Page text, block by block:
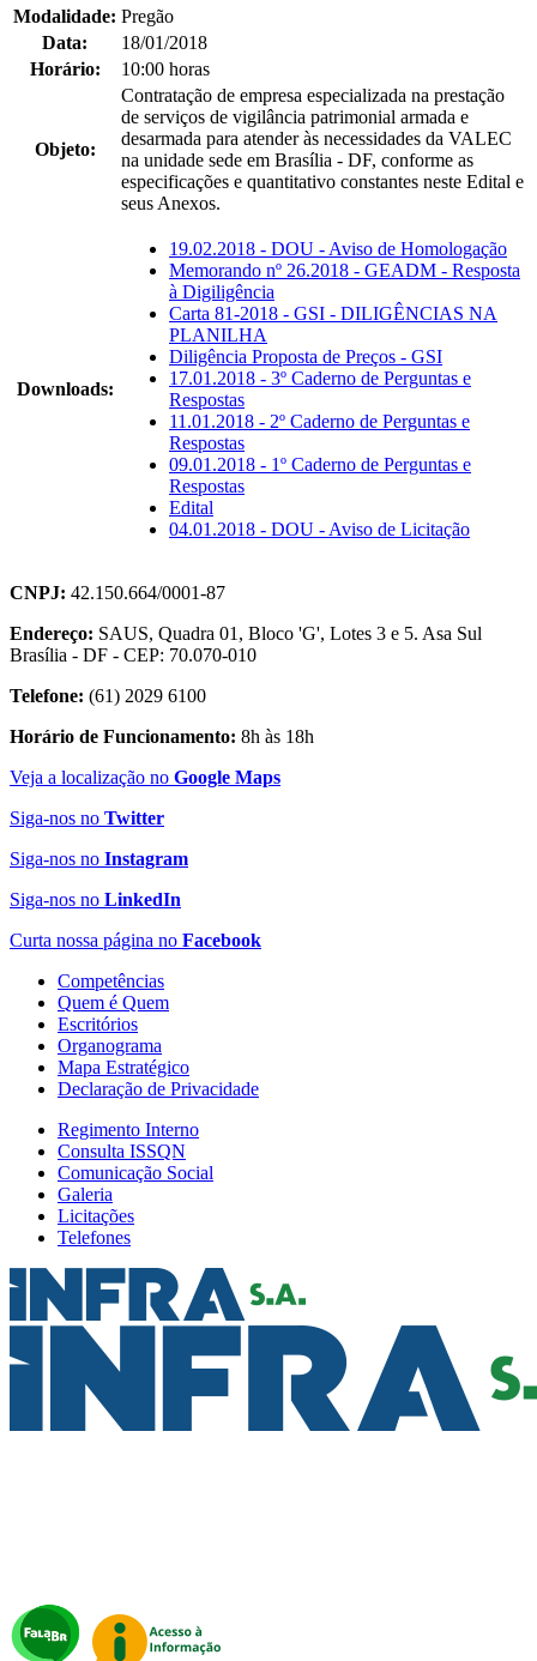
Modalidade: Pregão
Data:
18/01/2018
Horário:
10:00 horas
Objeto:
Contratação de empresa especializada na prestação
de serviços de vigilância patrimonial armada e
desarmada para atender às necessidades da VALEC
na unidade sede em Brasília - DF, conforme as
especificações e quantitativo constantes neste Edital e
seus Anexos.
Downloads:
19.02.2018 - DOU - Aviso de Homologação
Memorando nº 26.2018 - GEADM - Resposta
à Digiligência
Carta 81-2018 - GSI - DILIGÊNCIAS NA
PLANILHA
Diligência Proposta de Preços - GSI
17.01.2018 - 3º Caderno de Perguntas e
Respostas
11.01.2018 - 2º Caderno de Perguntas e
Respostas
09.01.2018 - 1º Caderno de Perguntas e
Respostas
Edital
04.01.2018 - DOU - Aviso de Licitação
CNPJ: 42.150.664/0001-87
Endereço: SAUS, Quadra 01, Bloco 'G', Lotes 3 e 5. Asa Sul
Brasília - DF - CEP: 70.070-010
Telefone: (61) 2029 6100
Horário de Funcionamento: 8h às 18h
Veja a localização no Google Maps
Siga-nos no Twitter
Siga-nos no Instagram
Siga-nos no LinkedIn
Curta nossa página no Facebook
Competências
Quem é Quem
Escritórios
Organograma
Mapa Estratégico
Declaração de Privacidade
Regimento Interno
Consulta ISSQN
Comunicação Social
Galeria
Licitações
Telefones